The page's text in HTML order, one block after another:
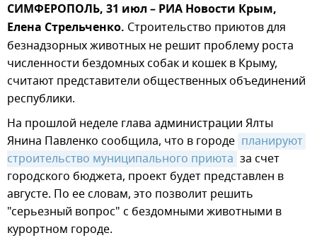
СИМФЕРОПОЛЬ, 31 июл – РИА Новости Крым,
Елена Стрельченко. Строительство приютов для
безнадзорных животных не решит проблему роста
численности бездомных собак и кошек в Крыму,
считают представители общественных объединений
республики.
На прошлой неделе глава администрации Ялты
Янина Павленко сообщила, что в городе планируют
строительство муниципального приюта за счет
городского бюджета, проект будет представлен в
августе. По ее словам, это позволит решить
"серьезный вопрос" с бездомными животными в
курортном городе.